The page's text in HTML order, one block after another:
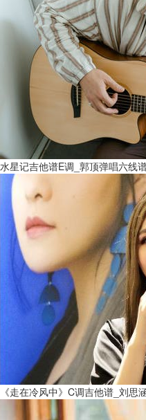
水星记吉他谱E调_郭顶弹唱六线
《走在冷风中》C调吉他谱_刘思